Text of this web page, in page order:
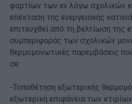
φορτίων των εν λόγω σχολικών
επέκταση της ενεργειακής
επιτευχθεί από τη βελτίωση της
συμπεριφοράς των σχολικών
θερμομονωτικές παρεμβάσεις
σε:
-Τοποθέτηση εξωτερικής
εξωτερική επιφάνεια των κτιρίων.